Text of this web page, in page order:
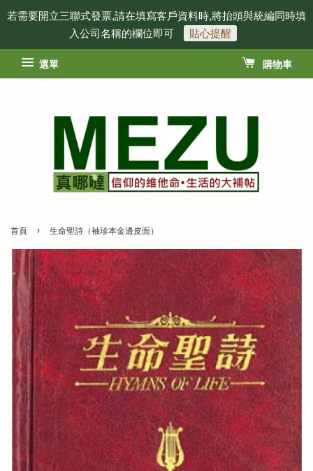
若需要開立三聯式發票,請在填寫客戶資料時,將抬頭與統編同時填
入公司名稱的欄位即可
貼心提醒
選單 購物車
首頁 › 生命聖詩（袖珍本金邊皮面）